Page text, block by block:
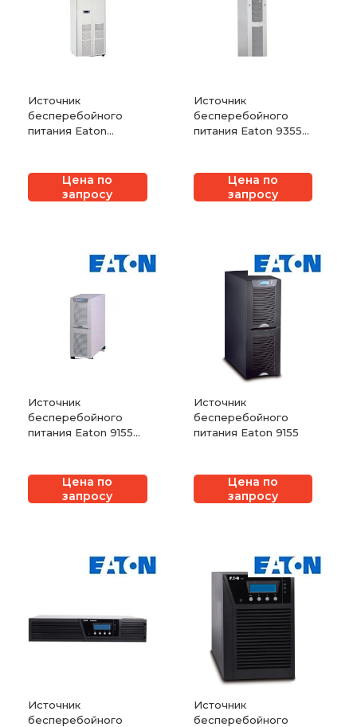
Источник
бесперебойного
питания Eaton
Цена по
запросу
Источник
бесперебойного
питания Eaton 9355
Цена по
запросу
Источник
бесперебойного
питания Eaton 9155
Цена по
запросу
Источник
бесперебойного
питания Eaton 9155
Цена по
запросу
Источник
бесперебойного
Источник
бесперебойного